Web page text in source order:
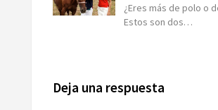
¿Eres más de polo o
Estos son dos…
Deja una respuesta